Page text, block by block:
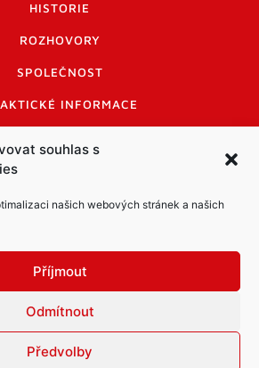
souhlas s
našich webových stránek a našich
Příjmout
Odmítnout
Předvolby
HISTORIE
ROZHOVORY
SPOLEČNOST
INFORMACE
A KODEX DISKUTUJÍCÍCH
A LOGO MANUÁL
o zpracování osobních údajů